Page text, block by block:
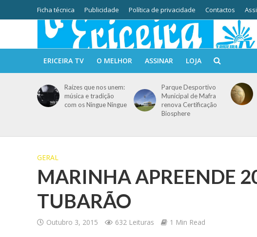
Ficha técnica Publicidade Política de privacidade Contactos
ERICEIRA TV O MELHOR ASSINAR LOJA
Raízes que nos unem:
música e tradição
com os Ningue Ningue
Parque Desportivo
Municipal de Mafra
renova Certificação
Biosphere
GERAL
MARINHA APREENDE
TUBARÃO
Outubro 3, 2015 632 Leituras 1 Min Read